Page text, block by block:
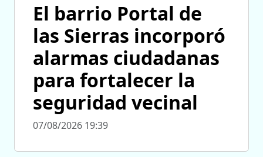
El barrio Portal de
las Sierras incorporó
alarmas ciudadanas
para fortalecer la
seguridad vecinal
07/08/2026 19:39